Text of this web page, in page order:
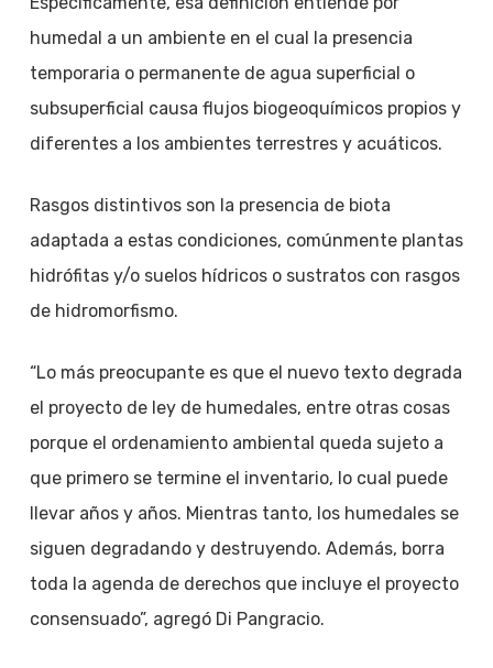
humedal a un ambiente en el cual la presencia
temporaria o permanente de agua superficial o
subsuperficial causa flujos biogeoquímicos propios y
diferentes a los ambientes terrestres y acuáticos.
Rasgos distintivos son la presencia de biota
adaptada a estas condiciones, comúnmente plantas
hidrófitas y/o suelos hídricos o sustratos con rasgos
de hidromorfismo.
“Lo más preocupante es que el nuevo texto degrada
el proyecto de ley de humedales, entre otras cosas
porque el ordenamiento ambiental queda sujeto a
que primero se termine el inventario, lo cual puede
llevar años y años. Mientras tanto, los humedales se
siguen degradando y destruyendo. Además, borra
toda la agenda de derechos que incluye el proyecto
consensuado”, agregó Di Pangracio.